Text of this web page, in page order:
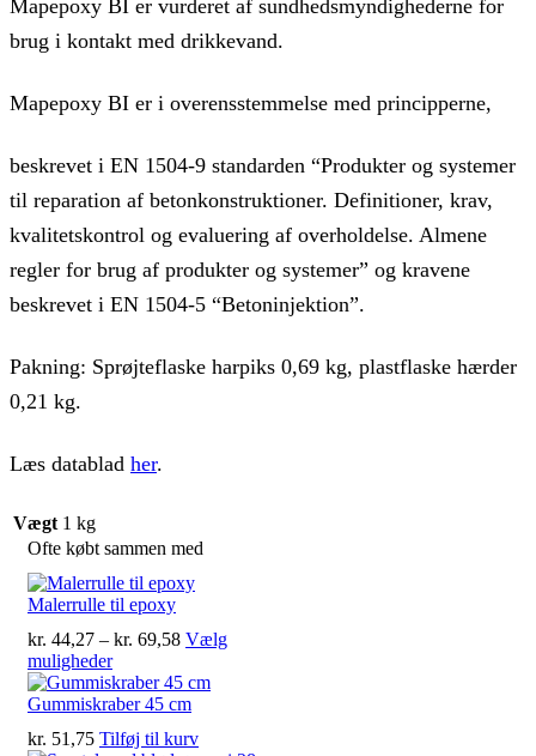
Mapepoxy BI er vurderet af sundhedsmyndighederne for
brug i kontakt med drikkevand.
Mapepoxy BI er i overensstemmelse med principperne,
beskrevet i EN 1504-9 standarden “Produkter og systemer
til reparation af betonkonstruktioner. Definitioner, krav,
kvalitetskontrol og evaluering af overholdelse. Almene
regler for brug af produkter og systemer” og kravene
beskrevet i EN 1504-5 “Betoninjektion”.
Pakning: Sprøjteflaske harpiks 0,69 kg, plastflaske hærder
0,21 kg.
Læs datablad her.
Vægt 1 kg
Ofte købt sammen med
Malerrulle til epoxy
kr. 44,27 – kr. 69,58Prisinterval:
til
kr. 69,58
Vælg
mulighederDette
vare
har
varianter.
Gummiskraber 45 cm
kr. 51,75 Tilføj til kurv